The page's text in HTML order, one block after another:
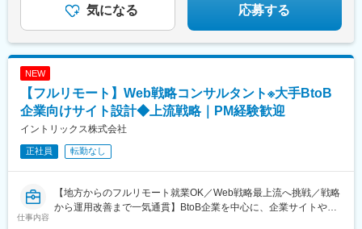
駅、春日町駅、江坂駅、三国ケ丘駅(大阪府)、新神戸駅、大雲寺前
駅、比治山橋駅、大手町駅(愛媛県)、唐人町駅、スタジアムシティ
駅、貿易センター駅、中電前駅、高見馬場駅、一社駅、立川南
駅、長野駅、新浜松駅、千葉中央駅、上熊谷駅、南方駅(大阪府)、
栗林公園駅、新富町駅(富山県)、天王寺駅前駅、通町筋駅、中洲通
駅、小網町駅、城下駅(岡山県)、市役所前駅(愛媛県)、資生館小学
校前駅、北仙台駅、山鼻９条駅、駅東公園前駅、王子駅前駅、反
駅、百舌鳥駅、春日野道駅(阪急線)、烏丸駅、東中央町駅、比治山
下駅、ＪＲ松山駅前駅、八千代町駅、鹿児島中央駅、四ツ橋駅、
気になる 応募する
NEW
【フルリモート】Web戦略コンサルタント※大手BtoB
企業向けサイト設計◆上流戦略｜PM経験歓迎
イントリックス株式会社
正社員 転勤なし
仕事内容
【地方からのフルリモート就業OK／Web戦略最上流へ挑戦／戦略
から運用改善まで一気通貫】BtoB企業を中心に、企業サイトやデ